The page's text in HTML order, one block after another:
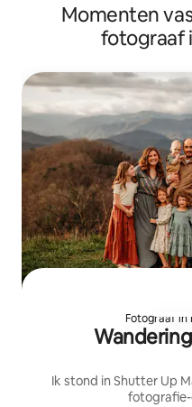
Momenten
fotograaf
Fotograaf in
Ik stond in Shutter Up